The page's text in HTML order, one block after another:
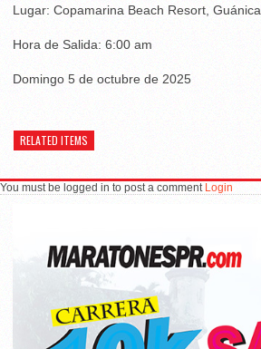
Lugar: Copamarina Beach Resort, Guánica
Hora de Salida: 6:00 am
Domingo 5 de octubre de 2025
RELATED ITEMS
You must be logged in to post a comment Login